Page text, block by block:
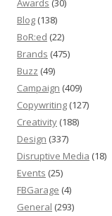
Awards (30)
Blog (138)
BoR:ed (22)
Brands (475)
Buzz (49)
Campaign (409)
Copywriting (127)
Creativity (188)
Design (337)
Disruptive Media (18)
Events (25)
FBGarage (4)
General (293)